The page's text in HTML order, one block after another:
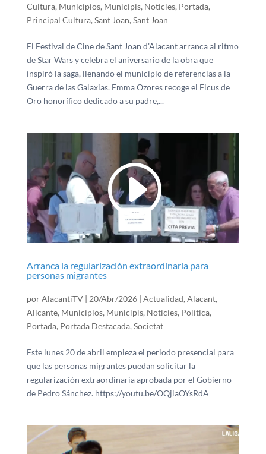
Cultura, Municipios, Municipis, Noticies, Portada,
Principal Cultura, Sant Joan, Sant Joan
El Festival de Cine de Sant Joan d’Alacant arranca al ritmo
de Star Wars y celebra el aniversario de la obra que
inspiró la saga, llenando el municipio de referencias a la
Guerra de las Galaxias. Emma Ozores recoge el Ficus de
Oro honorífico dedicado a su padre,...
Arranca la regularización extraordinaria para
personas migrantes
porAlacantiTV| 20/Abr/2026| Actualidad,Alacant,
Alicante, Municipios, Municipis, Noticies, Política,
Portada, Portada Destacada,Societat
Este lunes 20 de abril empieza el periodo presencial para
que las personas migrantes puedan solicitar la
regularización extraordinaria aprobada por el Gobierno
de Pedro Sánchez. https://youtu.be/OQjlaOYsRdA